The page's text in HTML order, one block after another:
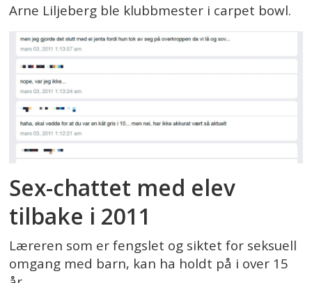
Arne Liljeberg ble klubbmester i carpet bowl.
Sex-chattet med elev
tilbake i 2011
Læreren som er fengslet og siktet for seksuell
omgang med barn, kan ha holdt på i over 15